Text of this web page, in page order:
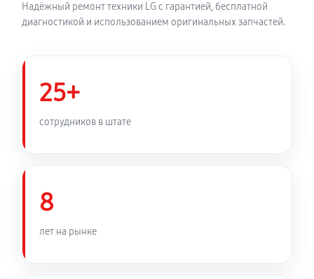
Надёжный ремонт техники LG с гарантией, бесплатной
диагностикой и использованием оригинальных запчастей.
25+
сотрудников в штате
8
лет на рынке